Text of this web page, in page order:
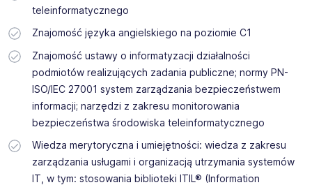
teleinformatycznego
Znajomość języka angielskiego na poziomie C1
Znajomość ustawy o informatyzacji działalności
podmiotów realizujących zadania publiczne; normy PN-
ISO/IEC 27001 system zarządzania bezpieczeństwem
informacji; narzędzi z zakresu monitorowania
bezpieczeństwa środowiska teleinformatycznego
Wiedza merytoryczna i umiejętności: wiedza z zakresu
zarządzania usługami i organizacją utrzymania systemów
IT, w tym: stosowania biblioteki ITIL® (Information